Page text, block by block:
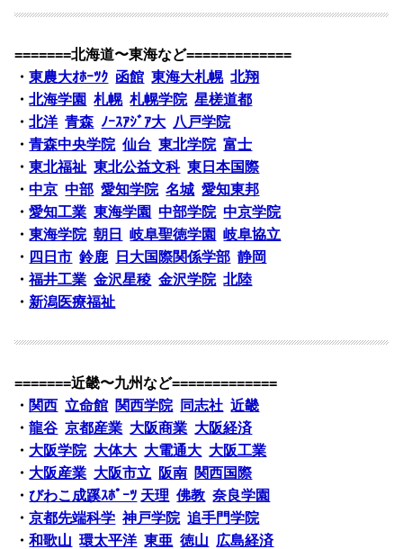
=======北海道〜東海など=============
・東農大ｵﾎｰﾂｸ 函館 東海大札幌 北翔
・北海学園 札幌 札幌学院 星槎道都
・北洋 青森 ﾉｰｽｱｼﾞｱ大 八戸学院
・青森中央学院 仙台 東北学院 富士
・東北福祉 東北公益文科 東日本国際
・中京 中部 愛知学院 名城 愛知東邦
・愛知工業 東海学園 中部学院 中京学院
・東海学院 朝日 岐阜聖徳学園
岐阜協立
・ 四日市 鈴鹿 日大国際関係学部 静岡
・福井工業 金沢星稜 金沢学院 北陸
・ 新潟医療福祉
=======近畿〜九州など=============
・ 関西 立命館 関西学院 同志社 近畿
・龍谷 京都産業 大阪商業 大阪経済
・ 大阪学院 大体大 大電通大 大阪工業
・ 大阪産業 大阪市立 阪南 関西国際
・びわこ成蹊ｽﾎﾟｰﾂ 天理 佛教 奈良学園
・京都先端科学 神戸学院 追手門学院
・和歌山 環太平洋 東亜 徳山 広島経済